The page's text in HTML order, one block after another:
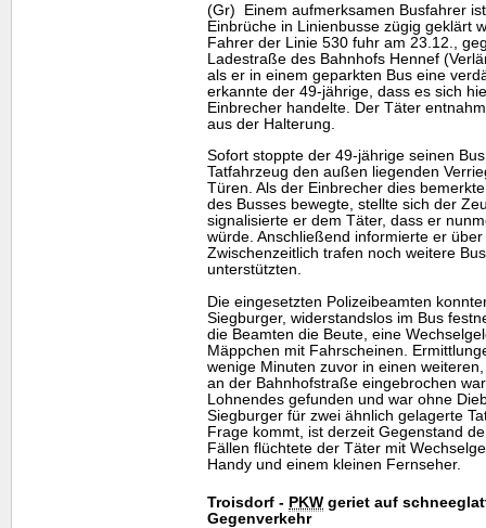
(Gr) Einem aufmerksamen Busfahrer
Einbrüche in Linienbusse zügig geklärt
Fahrer der Linie 530 fuhr am 23.12.,
Ladestraße des Bahnhofs Hennef
als er in einem geparkten Bus eine
erkannte der 49-jährige, dass es sich
Einbrecher handelte. Der Täter
aus der Halterung.
Sofort stoppte der 49-jährige seinen
Tatfahrzeug den außen liegenden
Türen. Als der Einbrecher dies
des Busses bewegte, stellte sich der
signalisierte er dem Täter, dass er
würde. Anschließend informierte er
Zwischenzeitlich trafen noch weitere
unterstützten.
Die eingesetzten Polizeibeamten
Siegburger, widerstandslos im Bus
die Beamten die Beute, eine
Mäppchen mit Fahrscheinen.
wenige Minuten zuvor in einen
an der Bahnhofstraße eingebrochen
Lohnendes gefunden und war ohne
Siegburger für zwei ähnlich gelagerte
Frage kommt, ist derzeit Gegenstand
Fällen flüchtete der Täter mit
Handy und einem kleinen Fernseher.
Troisdorf - PKW geriet auf
Gegenverkehr